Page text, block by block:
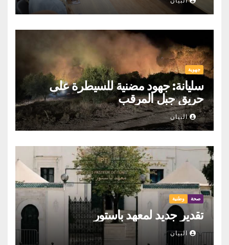
جهوية
سليانة: جهود مضنية للسيطرة على
حريق جبل المرقب
البيان
صحة وطنية
تقدير جديد لمعهد باستور
البيان